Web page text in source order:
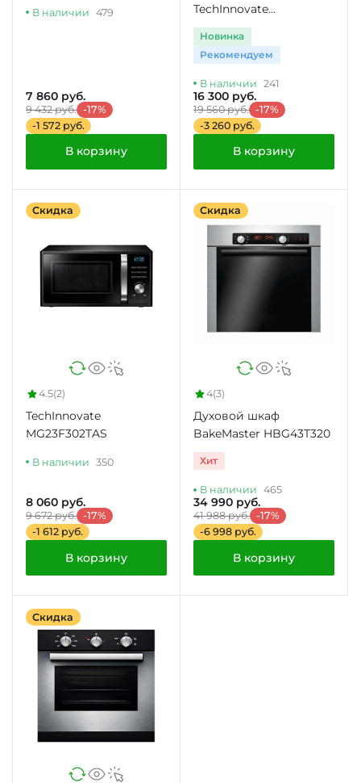
В наличии 479
7 860 руб.
9 432 руб. -17%
-1 572 руб.
В корзину
TechInnovate
MC28H5135CK
Новинка
Рекомендуем
В наличии 241
16 300 руб.
19 560 руб. -17%
-3 260 руб.
В корзину
Скидка
4.5(2)
TechInnovate
MG23F302TAS
В наличии 350
8 060 руб.
9 672 руб. -17%
-1 612 руб.
В корзину
Скидка
4(3)
Духовой шкаф
BakeMaster HBG43T320
Хит
В наличии 465
34 990 руб.
41 988 руб. -17%
-6 998 руб.
В корзину
Скидка